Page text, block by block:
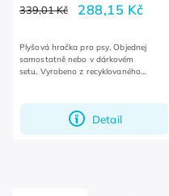
339,01 Kč 288,15 Kč
Detail
Plyšová hračka pro psy. Objednej
samostatně nebo v dárkovém
setu. Vyrobeno z recyklovaného